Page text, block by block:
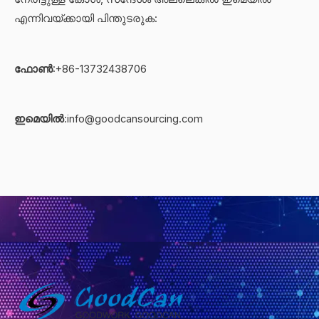
x
ന്ദേ
ശം
എന്നിവയ്‌ക്കായി പിന്തുടരുക:
ഫോൺ:+86-13732438706
ഇമെയിൽ:info@goodcansourcing.com